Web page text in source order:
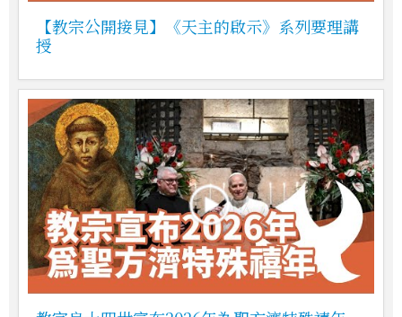
【教宗公開接見】《天主的啟示》系列要理講
授